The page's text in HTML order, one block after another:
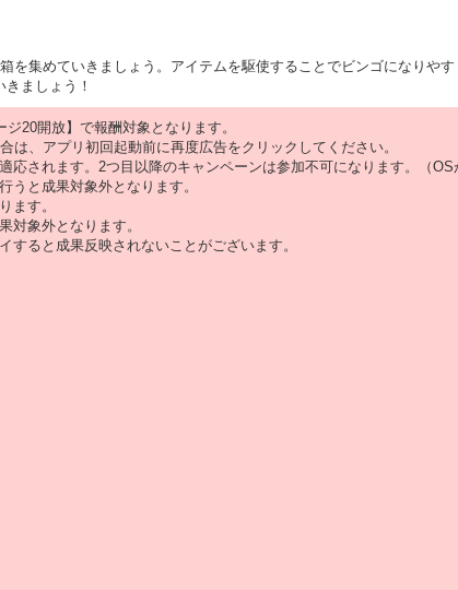
集めていきましょう。アイテムを駆使することでビンゴになりや
ましょう！
20開放】で報酬対象となります。
、アプリ初回起動前に再度広告をクリックしてください。
されます。2つ目以降のキャンペーンは参加不可になります。（OS
と成果対象外となります。
ます。
対象外となります。
ると成果反映されないことがございます。